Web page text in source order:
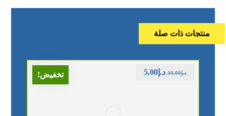
منتجات ذات صلة
تخفيض! د.إ10.00 د.إ5.00